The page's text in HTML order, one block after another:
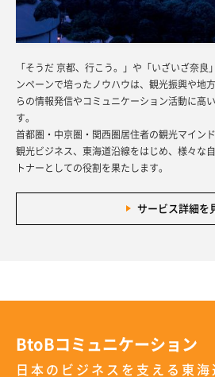
「そうだ 京都、行こう。」や「いざいざ奈良
ンペーンで培ったノウハウは、観光振興や地
らの情報発信やコミュニケーション活動に高
す。
首都圏・中京圏・関西圏居住者の観光マイン
観光ビジネス、東海道沿線をはじめ、様々な
トナーとしての役割を果たします。
サービス詳細を
BtoBコミュニケーション
日本のビジネスを支える東